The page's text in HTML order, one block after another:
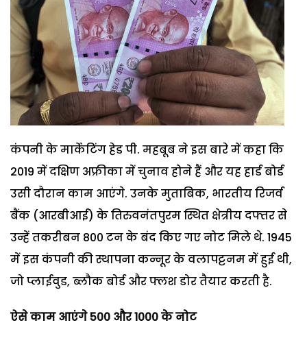
कंपनी के मार्केटिंग हेड पी. महबूब ने इस बारे में कहा कि
2019 में दक्षिण अफ्रीका में चुनाव होने हैं और यह हार्ड बोर्ड
उसी दौरान काम आएंगे. उनके मुताबिक, भारतीय रिजर्व
बैंक (आरबीआई) के तिरुवनंतपुरम स्थित क्षेत्रीय दफ्तर से
उन्हें तकरीबन 800 टन के बंद किए गए नोट मिले थे. 1945
में इस कंपनी की स्थापना कन्नूर के वलापट्टनम में हुई थी,
जो प्लाईवुड, ब्लौक बोर्ड और फ्लश डोर तैयार करती है.
ऐसे काम आएंगे500 और1000के नोट